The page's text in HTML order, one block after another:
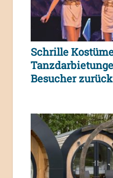
Schrille
Besucher